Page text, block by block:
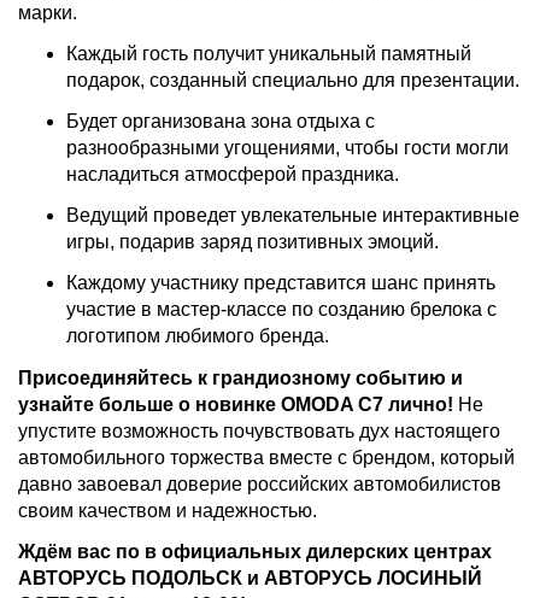
марки.
Каждый гость получит уникальный памятный
подарок, созданный специально для презентации.
Будет организована зона отдыха с
разнообразными угощениями, чтобы гости могли
насладиться атмосферой праздника.
Ведущий проведет увлекательные интерактивные
игры, подарив заряд позитивных эмоций.
Каждому участнику представится шанс принять
участие в мастер-классе по созданию брелока с
логотипом любимого бренда.
Присоединяйтесь к грандиозному событию и
узнайте больше о новинке OMODA C7 лично! Не
упустите возможность почувствовать дух настоящего
автомобильного торжества вместе с брендом, который
давно завоевал доверие российских автомобилистов
своим качеством и надежностью.
Ждём вас по в официальных дилерских центрах
АВТОРУСЬ ПОДОЛЬСК и АВТОРУСЬ ЛОСИНЫЙ